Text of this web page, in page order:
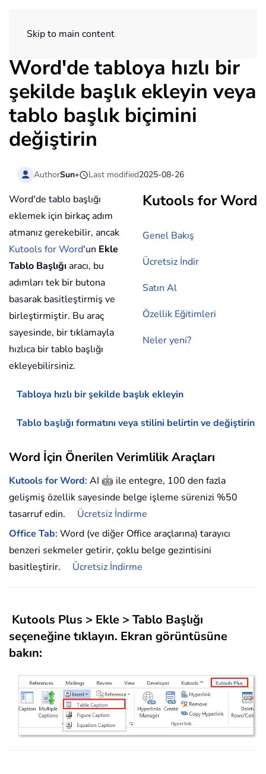
Skip to main content
Word'de tabloya hızlı bir
şekilde başlık ekleyin veya
tablo başlık biçimini
değiştirin
AuthorSun• Last modified2025-08-26
Kutools for Word
Genel Bakış
Ücretsiz İndir
Satın Al
Özellik Eğitimleri
Neler yeni?
Word'de tablo başlığı
eklemek için birkaç adım
atmanız gerekebilir, ancak
Kutools for Word'un Ekle
Tablo Başlığı aracı, bu
adımları tek bir butona
basarak basitleştirmiş ve
birleştirmiştir. Bu araç
sayesinde, bir tıklamayla
hızlıca bir tablo başlığı
ekleyebilirsiniz.
Tabloya hızlı bir şekilde başlık ekleyin
Tablo başlığı formatını veya stilini belirtin ve değiştirin
Word İçin Önerilen Verimlilik Araçları
Kutools for Word: AI 🤖 ile entegre, 100 den fazla
gelişmiş özellik sayesinde belge işleme sürenizi %50
tasarruf edin.
Ücretsiz İndirme
Office Tab: Word (ve diğer Office araçlarına) tarayıcı
benzeri sekmeler getirir, çoklu belge gezintisini
basitleştirir.
Ücretsiz İndirme
Kutools Plus > Ekle > Tablo Başlığı
seçeneğine tıklayın. Ekran görüntüsüne
bakın: